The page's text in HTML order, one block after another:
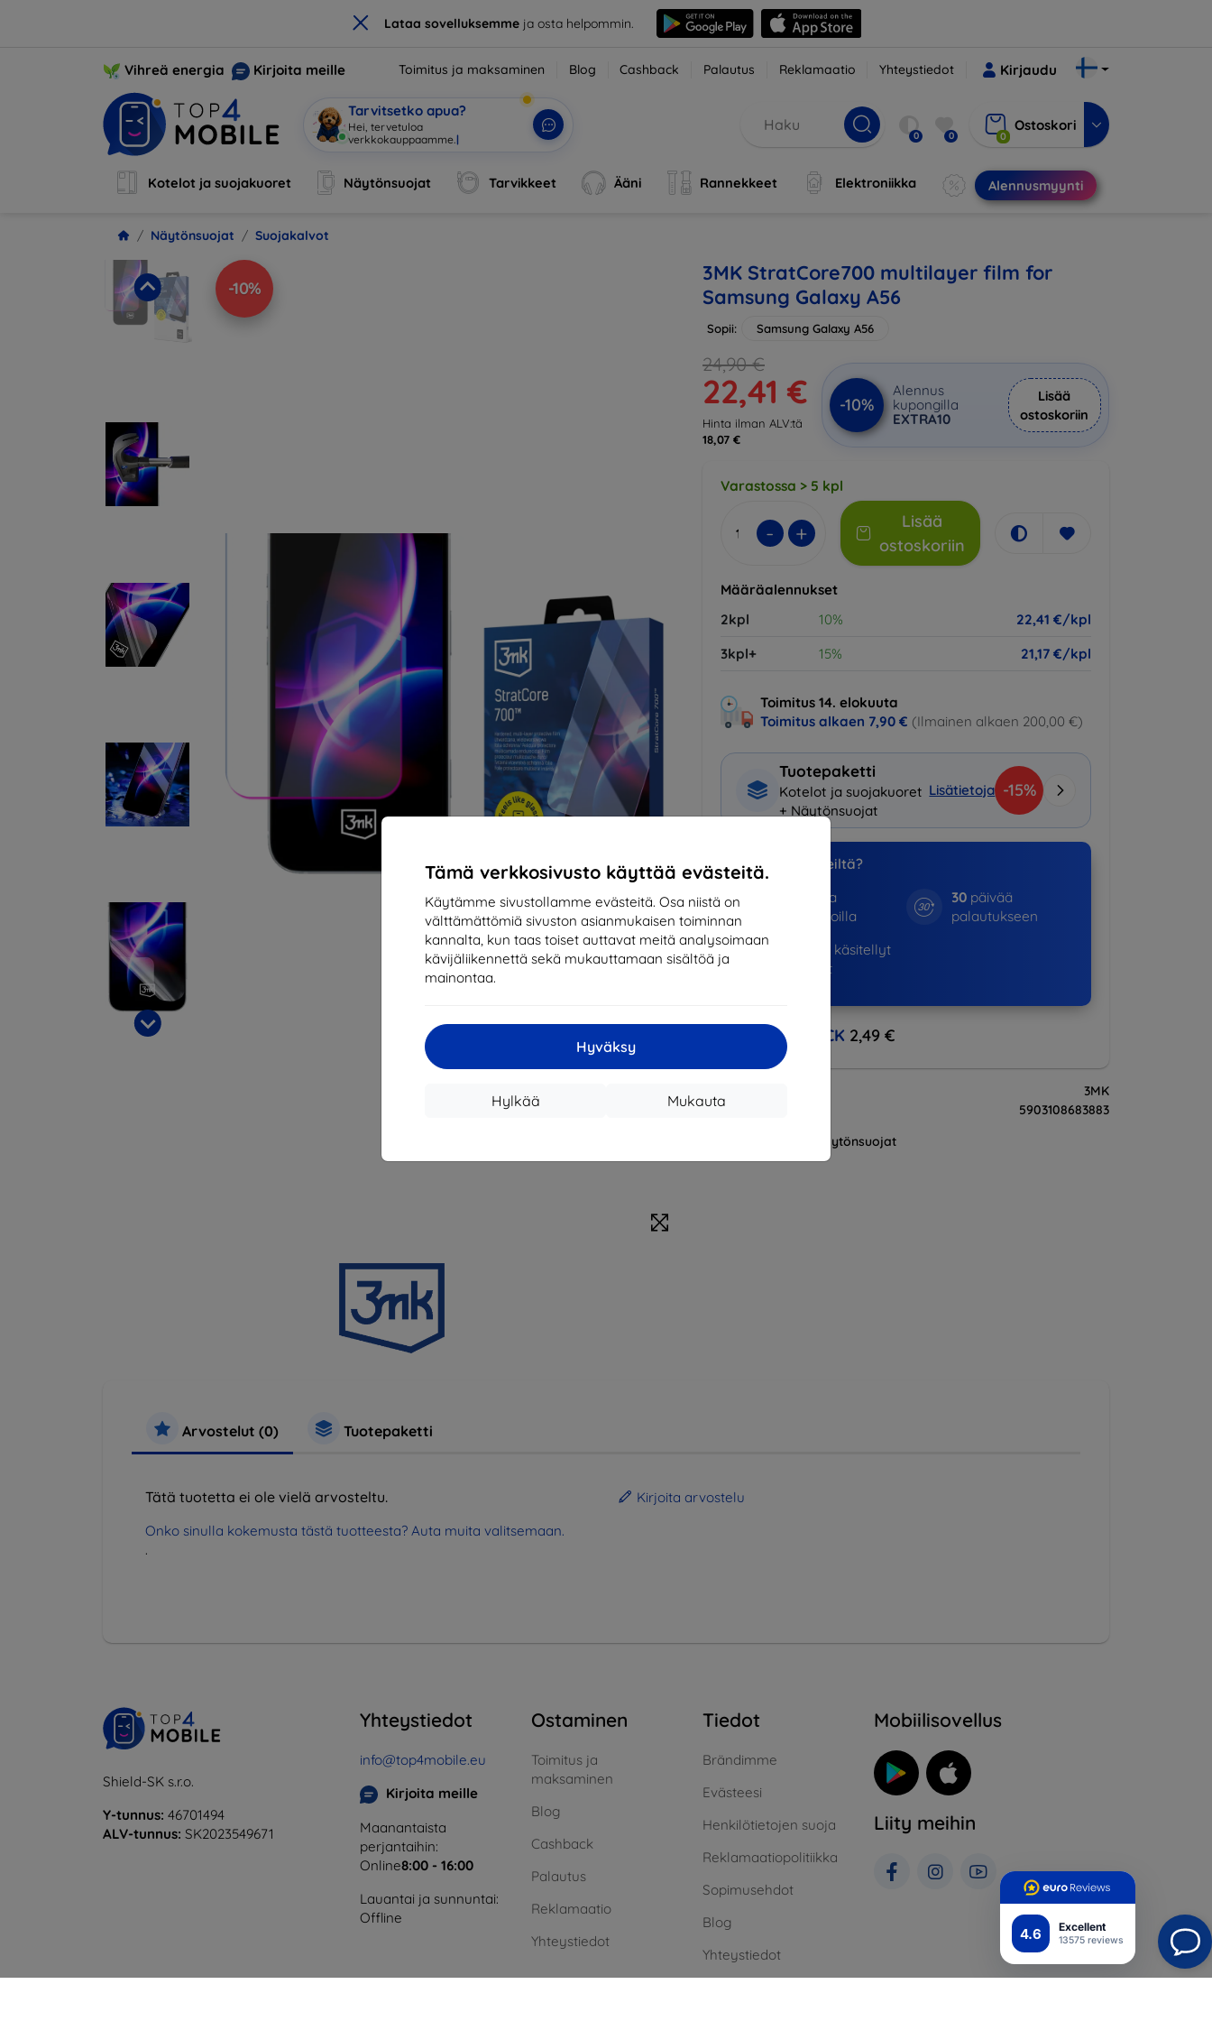
× Lataa sovelluksemmeja osta helpommin.
4.6 Excellent
13575 reviews
Tämä verkkosivusto käyttää evästeitä.
Käytämme sivustollamme evästeitä. Osa niistä on
välttämättömiä sivuston asianmukaisen toiminnan
kannalta, kun taas toiset auttavat meitä analysoimaan
kävijäliikennettä sekä mukauttamaan sisältöä ja
mainontaa.
Hyväksy
Mukauta
Hylkää
Vihreä energia Kirjoita meille Toimitus ja maksaminen Blog Cashback Palautus Reklamaatio Yhteystiedot Kirjaudu
Tarvitsetko apua?
Hei, tervetuloa verkkokaupp 0 0 0
Ostoskori
Kotelot ja suojakuoret Näytönsuojat Tarvikkeet Ääni Rannekkeet Elektroniikka Alennusmyynti
Näytönsuojat Suojakalvot
-10%
3MK StratCore700 multilayer film for
Samsung Galaxy A56
Sopii: Samsung Galaxy A56
24,90 €
22,41 €
Hinta ilman ALV:tä
18,07 €
-10%
Alennus
kupongilla
EXTRA10
Lisää
ostoskoriin
Varastossa > 5 kpl
- +
Lisää
ostoskoriin
Määräalennukset
2kpl
10%
22,41 €/kpl
3kpl+
15% 21,17 €/kpl
Toimitus 14. elokuuta
Toimitus alkaen 7,90 € (Ilmainen alkaen 200,00 €)
Tuotepaketti
Kotelot ja suojakuoret
+ Näytönsuojat
Lisätietoja -15%
Miksi ostaa meiltä?
vuotta
markkinoilla
30päivää
palautukseen
käsitellyt
tilaukset
CASHBACK 2,49 €
3MK
EAN
5903108683883
Näytönsuojat
Arvostelut (0) Tuotepaketti
Tätä tuotetta ei ole vielä arvosteltu.
Onko sinulla kokemusta tästä tuotteesta? Auta muita valitsemaan.
.
Kirjoita arvostelu
Shield-SK s.r.o.
Y-tunnus: 46701494
ALV-tunnus: SK2023549671
Yhteystiedot
info@top4mobile.eu
Kirjoita meille
Maanantaista
perjantaihin:
Online8:00 - 16:00
Lauantai ja sunnuntai:
Offline
Ostaminen
Toimitus ja
maksaminen
Blog
Cashback
Palautus
Reklamaatio
Yhteystiedot
Tiedot
Brändimme
Evästeesi
Henkilötietojen suoja
Reklamaatiopolitiikka
Sopimusehdot
Blog
Yhteystiedot
Mobiilisovellus
Liity meihin